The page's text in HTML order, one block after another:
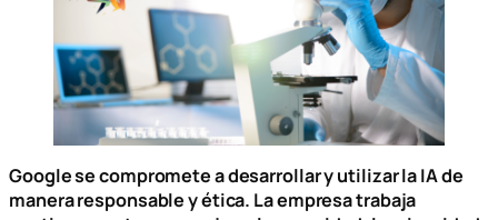
Google se compromete a desarrollar y utilizar la IA de
manera responsable y ética. La empresa trabaja